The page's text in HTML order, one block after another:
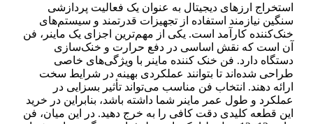
استخراج ارزهای دیجیتال به عنوان یک فعالیت پردازشی
سنگین نیازمند استفاده از تجهیزات قدرتمند و سیستم‌های
خنک‌کننده کارآمد است. یکی از مهم‌ترین اجزای یک ماینر، فن
آن است که نقش اساسی در دفع حرارت و خنک‌سازی
دستگاه دارد. فن‌ خنک کننده ماینر با ویژگی‌های خاصی
طراحی شده‌اند تا بتوانند عملکردی بهینه در شرایط سخت
ارائه دهند. انتخاب فن مناسب می‌تواند تأثیر بسزایی در
عملکرد و طول عمر ماینر شما داشته باشد، بنابراین در خرید
این قطعه کلیدی دقت کافی را به خرج دهید. در این میان، فن